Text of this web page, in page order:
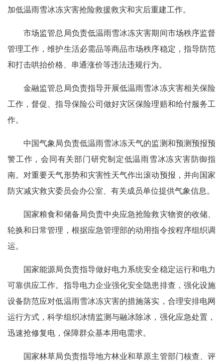
加低温雨雪冰冻灾害抢险救援救灾和灾后重建工作。
市场监管总局负责低温雨雪冰冻灾害期间市场秩序监督
管理工作，维护生活必需品等商品市场秩序稳定，指导防范
和打击哄抬价格、串通涨价等违法违规行为。
金融监管总局负责指导开展低温雨雪冰冻灾害相关保险
工作，督促、指导保险公司做好灾区保险理赔和给付服务工
作。
中国气象局负责低温雨雪冰冻天气的监测和预测预报预
警工作，会同有关部门研究制定低温雨雪冰冻灾害防御指
南。对重要天气形势和灾害性天气作出滚动预报，并向国家
防灾减灾救灾委员会办公室、有关成员单位提供气象信息。
国家粮食和储备局负责中央应急抢险救灾物资的收储、
轮换和日常管理，根据应急管理部的动用指令按程序组织调
运。
国家能源局负责指导做好电力系统安全稳定运行和电力
可靠供应工作。指导电力企业强化安全隐患排查，强化设施
设备防范应对低温雨雪冰冻灾害的措施落实，合理安排电网
运行方式，科学组织冰情监测与融冰除冰，强化应急处置，
迅速抢修复电，保障群众基本用电需求。
国家林草局负责指导地方林业和草原主管部门核查、评